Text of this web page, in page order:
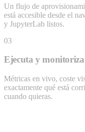
Un flujo de
está accesible desde el
y JupyterLab listos.
03
Ejecuta y monitoriza
Métricas en vivo, coste
exactamente qué está
cuando quieras.